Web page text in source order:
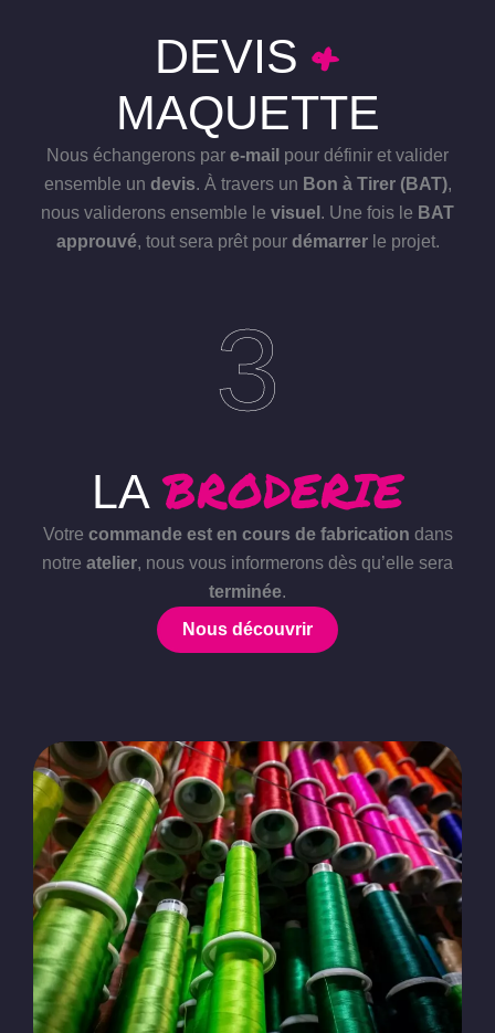
DEVIS &
MAQUETTE
Nous échangerons par e-mail pour définir et valider
ensemble un devis. À travers un Bon à Tirer (BAT),
nous validerons ensemble le visuel . Une fois le BAT
approuvé, tout sera prêt pour démarrerle projet.
3
LA BRODERIE
Votre commande est en cours de fabrication dans
notre atelier, nous vous informerons dès qu’elle sera
terminée.
Nous découvrir